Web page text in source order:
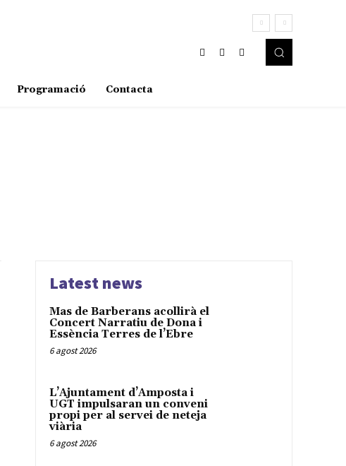
Programació Contacta
Latest news
Mas de Barberans acollirà el
Concert Narratiu de Dona i
Essència Terres de l’Ebre
6 agost 2026
L’Ajuntament d’Amposta i
UGT impulsaran un conveni
propi per al servei de neteja
viària
6 agost 2026